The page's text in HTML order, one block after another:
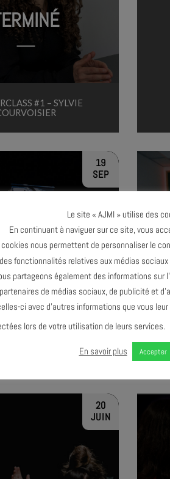
#1 – SYLVIE
19
SEP
TERMINÉ
20
JUIN
Le site « AJMI » utilise des
En continuant à naviguer sur ce site, vous
cookies nous permettent de personnaliser le
des fonctionnalités relatives aux médias sociaux
partageons également des informations sur
de médias sociaux, de publicité et
ci avec d’autres informations que vous
lors de votre utilisation de leurs services.
En savoir plus Accepter